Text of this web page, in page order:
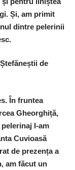
Și, am primit
dintre pelerinii
de
În fruntea
Gheorghiță,
l-am
Cuvioasă
de prezența a
am făcut un